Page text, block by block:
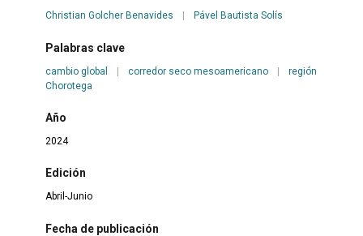
Christian Golcher Benavides Pável Bautista Solís
Palabras clave
cambio global | corredor seco mesoamericano |
región
Chorotega
Año
2024
Edición
Abril-Junio
Fecha de publicación